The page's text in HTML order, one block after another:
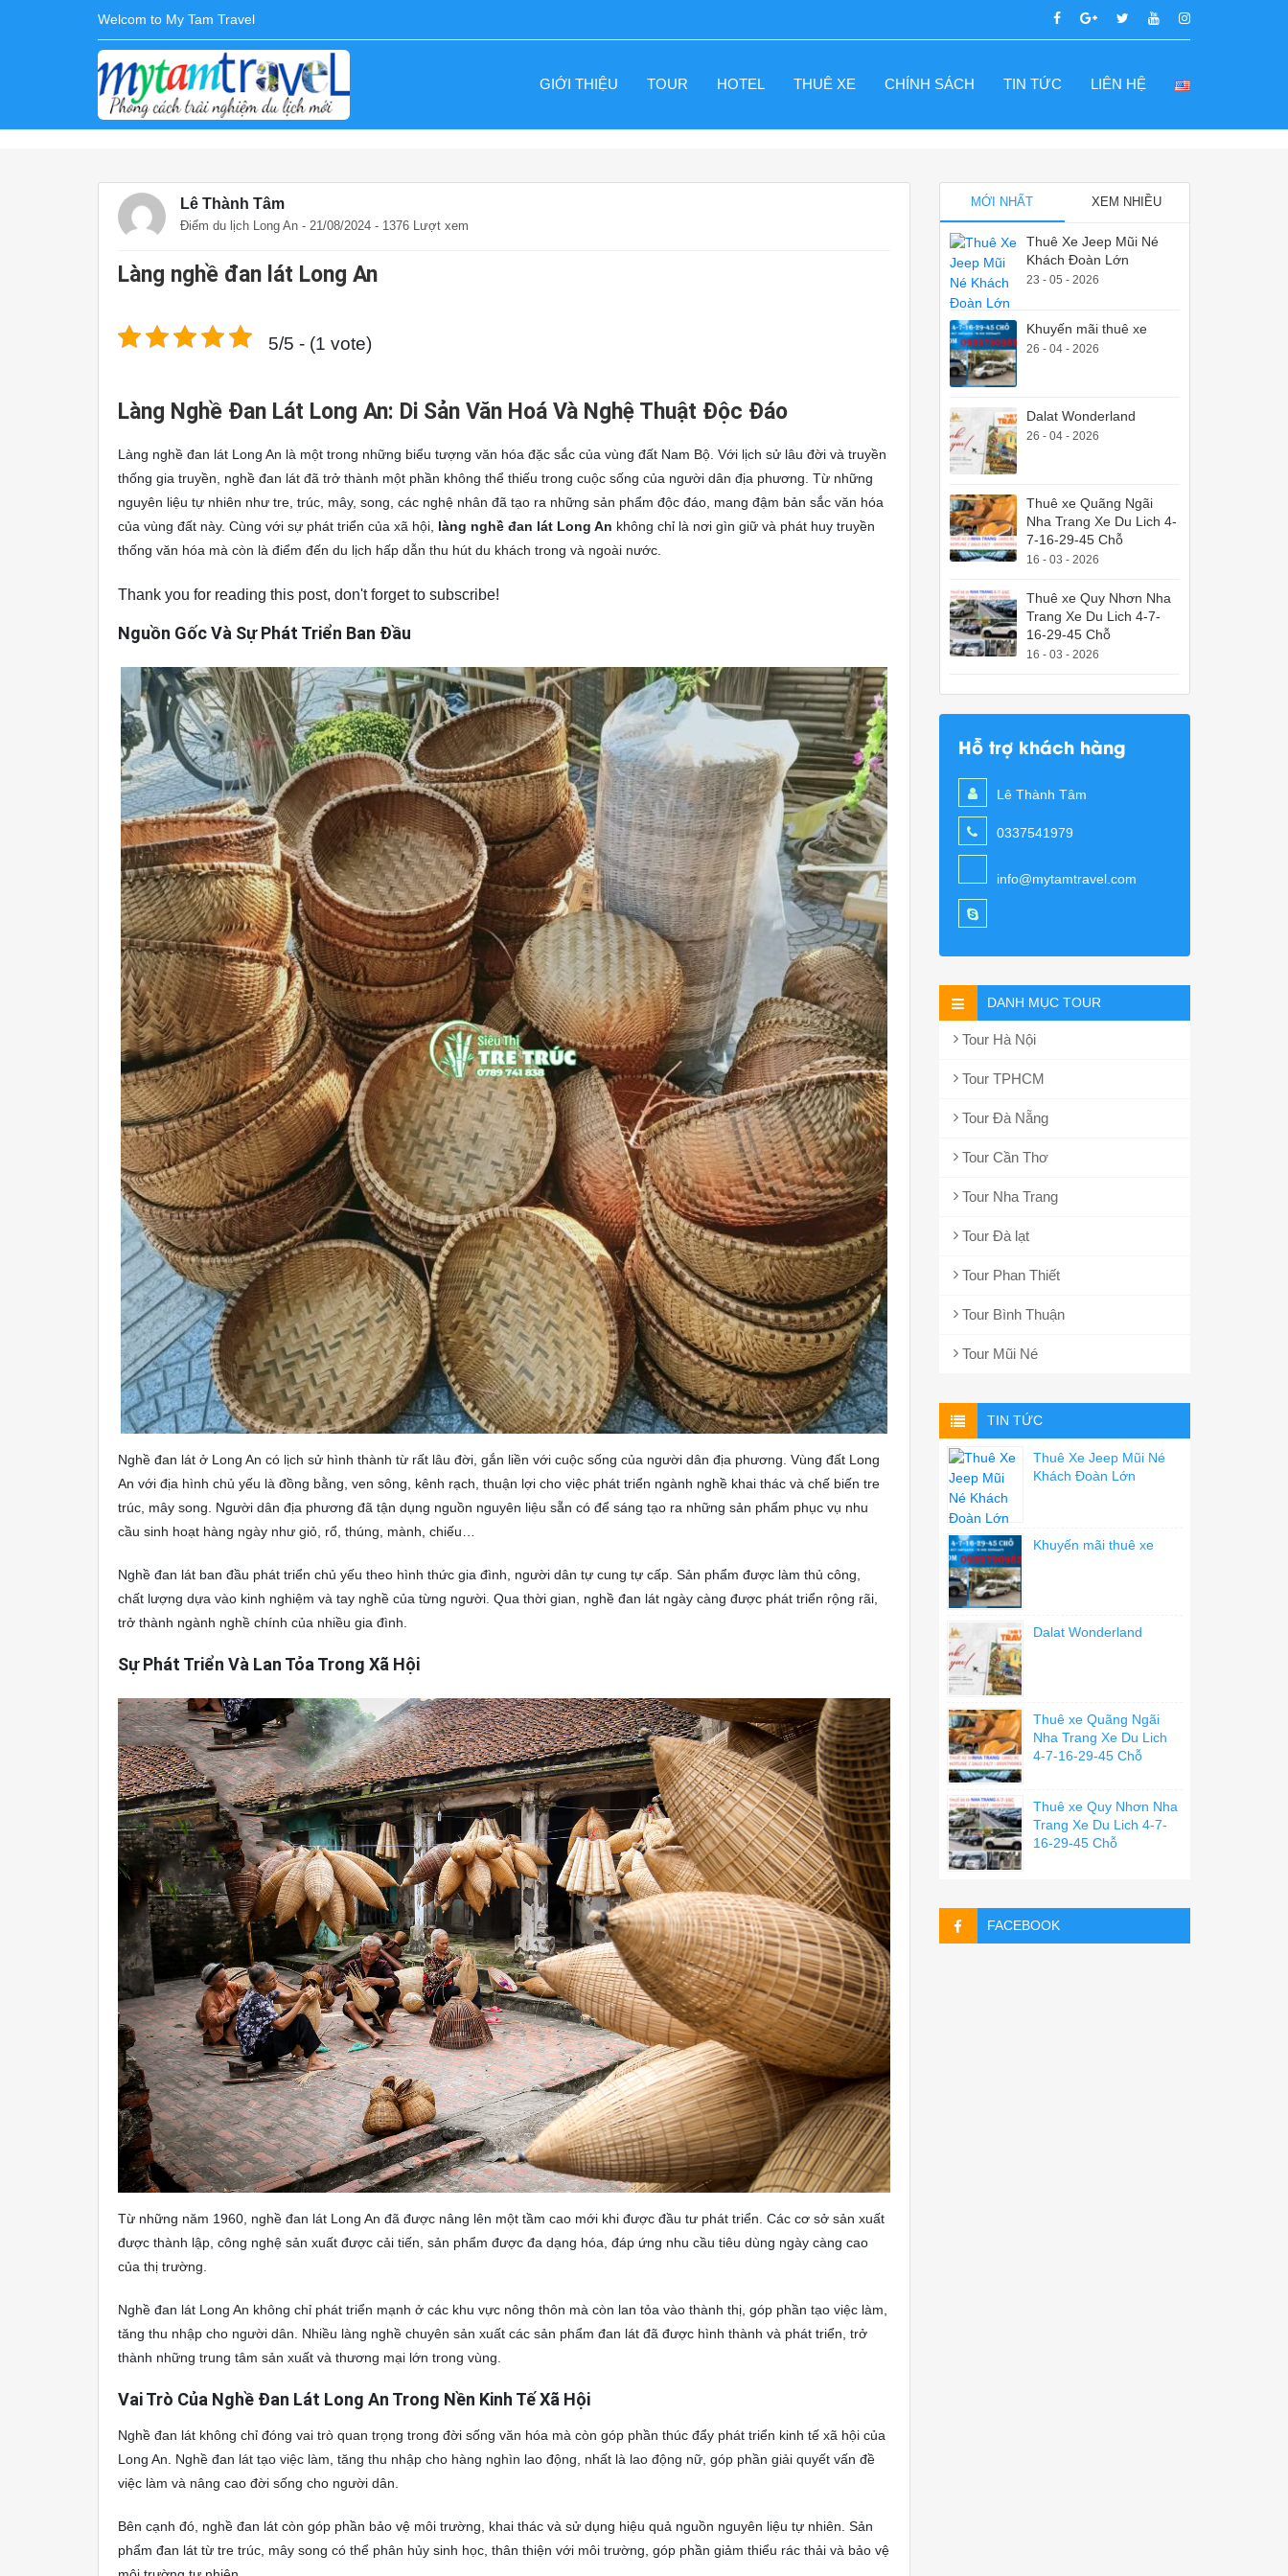
Welcom to My Tam Travel
GIỚI THIỆU TOUR HOTEL THUÊ XE CHÍNH SÁCH TIN TỨC LIÊN HỆ
Lê Thành Tâm
Điểm du lịch Long An - 21/08/2024 - 1376 Lượt xem
Làng nghề đan lát Long An
5/5 - (1 vote)
Làng Nghề Đan Lát Long An: Di Sản Văn Hoá Và Nghệ Thuật Độc Đáo
Làng nghề đan lát Long An là một trong những biểu tượng văn hóa đặc sắc của vùng đất Nam Bộ. Với lịch sử lâu đời và truyền
thống gia truyền, nghề đan lát đã trở thành một phần không thể thiếu trong cuộc sống của người dân địa phương. Từ những
nguyên liệu tự nhiên như tre, trúc, mây, song, các nghệ nhân đã tạo ra những sản phẩm độc đáo, mang đậm bản sắc văn hóa
của vùng đất này. Cùng với sự phát triển của xã hội, làng nghề đan lát Long An không chỉ là nơi gìn giữ và phát huy truyền
thống văn hóa mà còn là điểm đến du lịch hấp dẫn thu hút du khách trong và ngoài nước.
Thank you for reading this post, don't forget to subscribe!
Nguồn Gốc Và Sự Phát Triển Ban Đầu
Nghề đan lát ở Long An có lịch sử hình thành từ rất lâu đời, gắn liền với cuộc sống của người dân địa phương. Vùng đất Long
An với địa hình chủ yếu là đồng bằng, ven sông, kênh rạch, thuận lợi cho việc phát triển ngành nghề khai thác và chế biến tre
trúc, mây song. Người dân địa phương đã tận dụng nguồn nguyên liệu sẵn có để sáng tạo ra những sản phẩm phục vụ nhu
cầu sinh hoạt hàng ngày như giỏ, rổ, thúng, mành, chiếu…
Nghề đan lát ban đầu phát triển chủ yếu theo hình thức gia đình, người dân tự cung tự cấp. Sản phẩm được làm thủ công,
chất lượng dựa vào kinh nghiệm và tay nghề của từng người. Qua thời gian, nghề đan lát ngày càng được phát triển rộng rãi,
trở thành ngành nghề chính của nhiều gia đình.
Sự Phát Triển Và Lan Tỏa Trong Xã Hội
Từ những năm 1960, nghề đan lát Long An đã được nâng lên một tầm cao mới khi được đầu tư phát triển. Các cơ sở sản xuất
được thành lập, công nghệ sản xuất được cải tiến, sản phẩm được đa dạng hóa, đáp ứng nhu cầu tiêu dùng ngày càng cao
của thị trường.
Nghề đan lát Long An không chỉ phát triển mạnh ở các khu vực nông thôn mà còn lan tỏa vào thành thị, góp phần tạo việc làm,
tăng thu nhập cho người dân. Nhiều làng nghề chuyên sản xuất các sản phẩm đan lát đã được hình thành và phát triển, trở
thành những trung tâm sản xuất và thương mại lớn trong vùng.
Vai Trò Của Nghề Đan Lát Long An Trong Nền Kinh Tế Xã Hội
Nghề đan lát không chỉ đóng vai trò quan trọng trong đời sống văn hóa mà còn góp phần thúc đẩy phát triển kinh tế xã hội của
Long An. Nghề đan lát tạo việc làm, tăng thu nhập cho hàng nghìn lao động, nhất là lao động nữ, góp phần giải quyết vấn đề
việc làm và nâng cao đời sống cho người dân.
Bên cạnh đó, nghề đan lát còn góp phần bảo vệ môi trường, khai thác và sử dụng hiệu quả nguồn nguyên liệu tự nhiên. Sản
phẩm đan lát từ tre trúc, mây song có thể phân hủy sinh học, thân thiện với môi trường, góp phần giảm thiểu rác thải và bảo vệ
MỚI NHẤT XEM NHIỀU
Thuê Xe Jeep Mũi Né
Khách Đoàn Lớn
23 - 05 - 2026
Khuyến mãi thuê xe
26 - 04 - 2026
Dalat Wonderland
26 - 04 - 2026
Thuê xe Quãng Ngãi
Nha Trang Xe Du Lich 4-
7-16-29-45 Chỗ
16 - 03 - 2026
Thuê xe Quy Nhơn Nha
Trang Xe Du Lich 4-7-
16-29-45 Chỗ
16 - 03 - 2026
Hỗ trợ khách hàng
Lê Thành Tâm
0337541979
info@mytamtravel.com
DANH MỤC TOUR
Tour Hà Nội
Tour TPHCM
Tour Đà Nẵng
Tour Cần Thơ
Tour Nha Trang
Tour Đà lạt
Tour Phan Thiết
Tour Bình Thuận
Tour Mũi Né
TIN TỨC
Thuê Xe Jeep Mũi Né
Khách Đoàn Lớn
Khuyến mãi thuê xe
Dalat Wonderland
Thuê xe Quãng Ngãi
Nha Trang Xe Du Lich
4-7-16-29-45 Chỗ
Thuê xe Quy Nhơn Nha
Trang Xe Du Lich 4-7-
16-29-45 Chỗ
FACEBOOK